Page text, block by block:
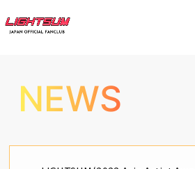
NEWS